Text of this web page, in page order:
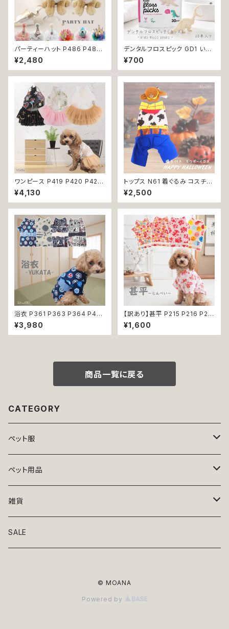
パーティーハット P486 P487
P488 P489 P490 P491 三
角帽子 とんがり帽子 王冠 帽子
ハット 誕生日 パーティー ドック
ッグ ウェア ドッグウエア 犬洋服
犬の洋服 洋服 猫 猫服 猫の服
ペット 小型犬 中型犬 おしゃれ
かわいい 可愛い 返品交換不可
¥2,480
デンタルフロスピック GD1 いち
ごフレーバーデンタルフロス TH
E HUMBLE CO. 30本入り い
ちごフレーバー 恐竜 フロス 歯
¥700
ワンピース P419 P420 P421
シースルー ピンク ブラック ゴー
ルド ドッグウェア 春夏 ドッグウ
エア ドッグ ウェア 犬 猫 ペット
洋服 小型 おしゃれ かわいい 送
料無料 返品交換不可
¥4,130
トップス N61 着ぐるみ コスチュ
ーム コスプレ キャラクター ブル
ー ホワイト レッド 帽子付き カ
ウボーイ 衣装 仮装 変身 ハロ
ペット 服 犬服 猫服 洋服 オシャ
レ かわいい 小型犬 返品交換不
¥2,500
浴衣 P361 P363 P364 P40
3 ハンドメイド 手鞠 紺 ネイビ
ー 白 ホワイト きなり ドッグ ウ
ェア ドッグウエア 犬 猫 ペット
¥3,980
【訳あり】甚平 P215 P216 P21
7 P218 ドッグウエア ドックウェ
ア 女の子 ピンク ホワイト フラ
ワー 花柄 桜 水風船 祭り 極小
しゃれ かわいい 可愛い 和装 和
不可
¥1,600
商品一覧に戻る
CATEGORY
ペット服
トップス
ニット
アロハ
ボトムス
ワンピース
ペット用品
ベッド
リード・首輪
雑貨
アート
SALE
© MOANA
Powered by